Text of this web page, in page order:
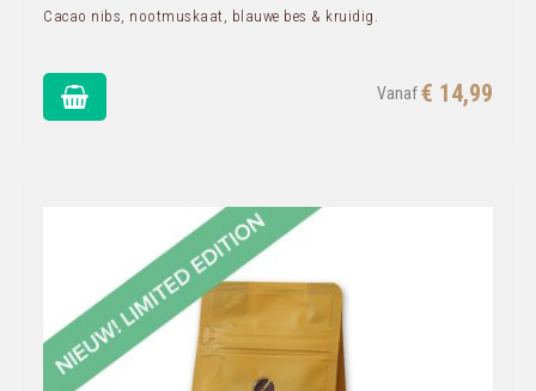
Cacao nibs, nootmuskaat, blauwe bes & kruidig.
€ 14,99